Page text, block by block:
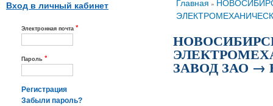
Вход в личный кабинет
Электронная почта *
Пароль *
Регистрация
Забыли пароль?
Вы здесь
Главная »
ЗАВОД ЗАО →